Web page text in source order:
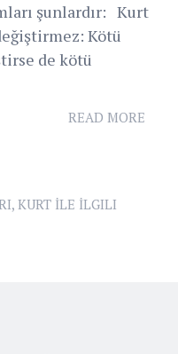
şunlardır: Kurt
Kötü
de kötü
READ MORE
, KURT İLE İLGILI